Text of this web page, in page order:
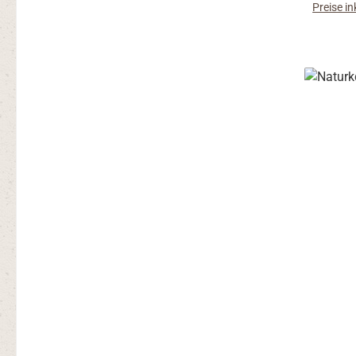
bleiben
Preise